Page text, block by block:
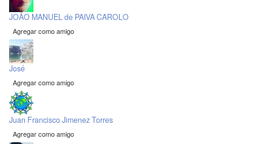
JOÃO MANUEL de PAIVA CAROLO
Agregar como amigo
José
Agregar como amigo
Juan Francisco Jimenez Torres
Agregar como amigo